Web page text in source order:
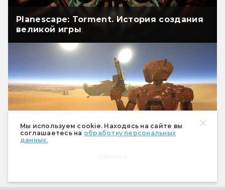
Мы используем cookie. Находясь на сайте вы
соглашаетесь на обработку персональных
данных.
Planescape: Torment. История создания
великой игры